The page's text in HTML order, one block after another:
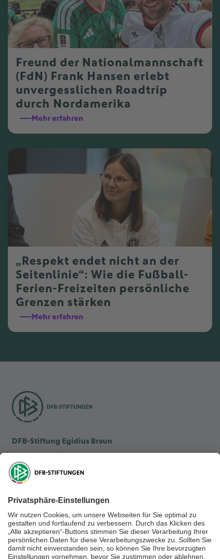
Freund der Nationalmannschaft
(FdN) Frank Hansen erlebt
unvergesslichen Roadtrip
durch Nordamerika
Mehr erfahren
„Respekt endet nicht an der
Seitenlinie“: Wie die Fußball-
Ferien-Freizeiten persönliche
Grenzen stärken
Mehr erfahren
DFB-Stiftung Egidius Braun
DFB-Stiftung Sepp Herberger
NEWSLETTER ABONNIEREN